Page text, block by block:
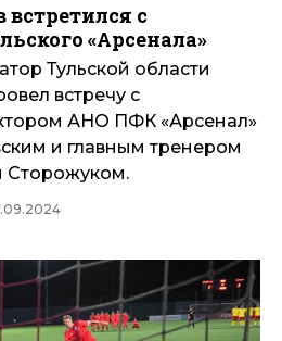
с
«Арсенала»
Тульской области
встречу с
АНО ПФК «Арсенал»
и главным тренером
Сторожуком.